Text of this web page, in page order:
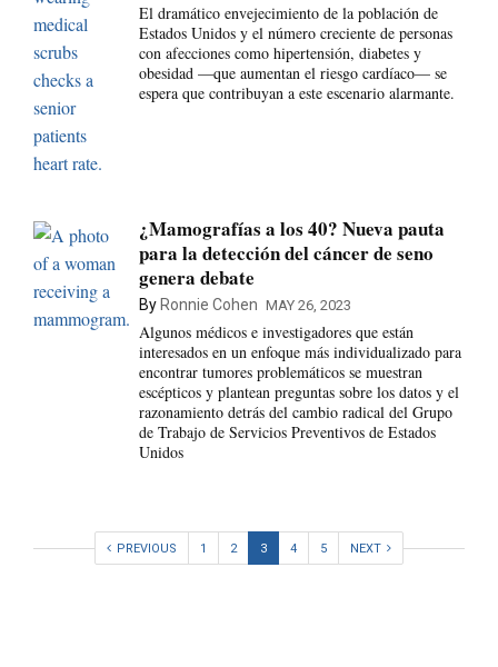
El dramático envejecimiento de la población de
Estados Unidos y el número creciente de personas
con afecciones como hipertensión, diabetes y
obesidad —que aumentan el riesgo cardíaco— se
espera que contribuyan a este escenario alarmante.
¿Mamografías a los 40? Nueva pauta
para la detección del cáncer de seno
genera debate
By Ronnie Cohen MAY 26, 2023
Algunos médicos e investigadores que están
interesados en un enfoque más individualizado para
encontrar tumores problemáticos se muestran
escépticos y plantean preguntas sobre los datos y el
razonamiento detrás del cambio radical del Grupo
de Trabajo de Servicios Preventivos de Estados
Unidos
PREVIOUS 1 2 3 4 5 NEXT